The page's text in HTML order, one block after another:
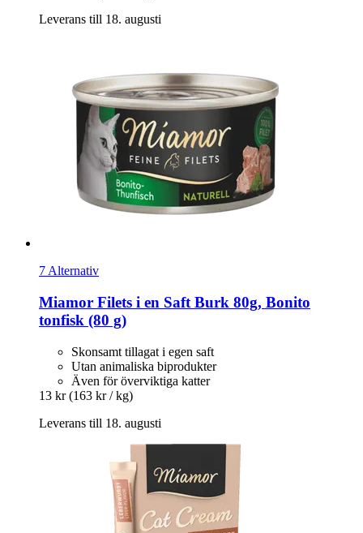
Leverans till 18. augusti
7 Alternativ
Miamor Filets i en Saft Burk 80g, Bonito
tonfisk (80 g)
Skonsamt tillagat i egen saft
Utan animaliska biprodukter
Även för överviktiga katter
13 kr (163 kr / kg)
Leverans till 18. augusti